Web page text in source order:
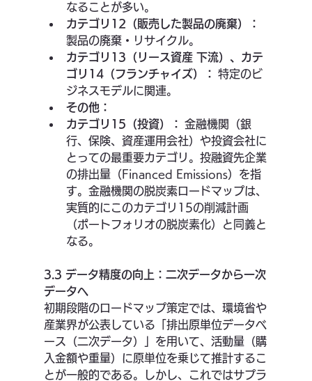
なることが多い。
カテゴリ12（販売した製品の廃棄）：
製品の廃棄・リサイクル。
カテゴリ13（リース資産 下流）、カテ
ゴリ14（フランチャイズ）：
特定のビ
ジネスモデルに関連。
その他：
カテゴリ15（投資）：
金融機関（銀
行、保険、資産運用会社）や投資会社に
とっての最重要カテゴリ。投融資先企業
の排出量（Financed Emissions）を指
す。金融機関の脱炭素ロードマップは、
実質的にこのカテゴリ15の削減計画
（ポートフォリオの脱炭素化）と同義と
なる。
3.3 データ精度の向上：二次データから一次
データへ
初期段階のロードマップ策定では、環境省や
産業界が公表している「排出原単位データベ
ース（二次データ）」を用いて、活動量（購
入金額や重量）に原単位を乗じて推計するこ
とが一般的である。しかし、これではサプラ